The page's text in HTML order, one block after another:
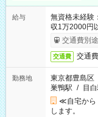
給与
無資格未経
収1万2000円
交通費別
交通費 交通
勤務地
東京都豊島区
巣鴨駅 / 目
≪自宅から
します。